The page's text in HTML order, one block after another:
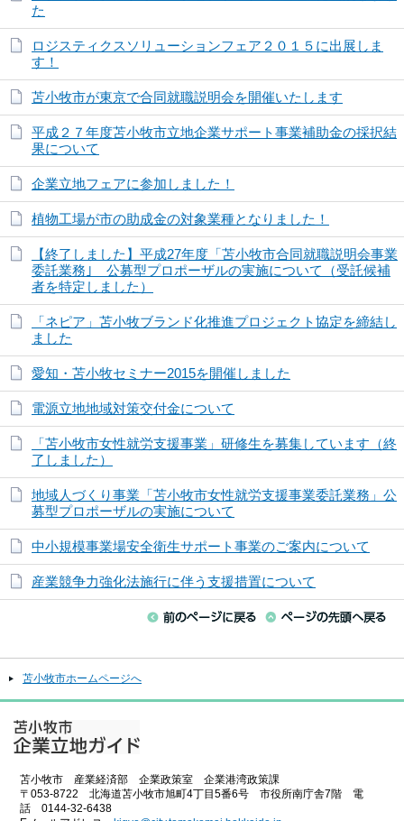
た
ロジスティクスソリューションフェア２０１５に出展しま
す！
苫小牧市が東京で合同就職説明会を開催いたします
平成２７年度苫小牧市立地企業サポート事業補助金の採択結
果について
企業立地フェアに参加しました！
植物工場が市の助成金の対象業種となりました！
【終了しました】平成27年度「苫小牧市合同就職説明会事業
委託業務｣ 公募型プロポーザルの実施について（受託候補
者を特定しました）
「ネピア」苫小牧ブランド化推進プロジェクト協定を締結し
ました
愛知・苫小牧セミナー2015を開催しました
電源立地地域対策交付金について
「苫小牧市女性就労支援事業」研修生を募集しています（終
了しました）
地域人づくり事業「苫小牧市女性就労支援事業委託業務」公
募型プロポーザルの実施について
中小規模事業場安全衛生サポート事業のご案内について
産業競争力強化法施行に伴う支援措置について
苫小牧市ホームページへ
苫小牧市 産業経済部 企業政策室 企業港湾政策課
〒053-8722 北海道苫小牧市旭町4丁目5番6号 市役所南庁舎7階 電
話 0144-32-6438